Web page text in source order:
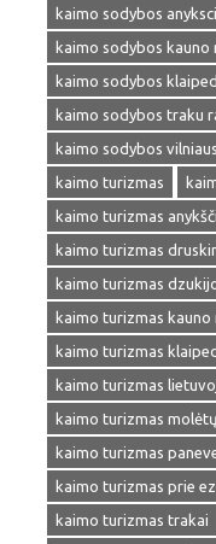
kaimo sodybos
kaimo sodybos kauno
kaimo sodybos
kaimo sodybos traku
kaimo sodybos
kaimo turizmas
kaimo turizmas
kaimo turizmas
kaimo turizmas
kaimo turizmas kauno
kaimo turizmas
kaimo turizmas
kaimo turizmas
kaimo turizmas
kaimo turizmas prie
kaimo turizmas trakai